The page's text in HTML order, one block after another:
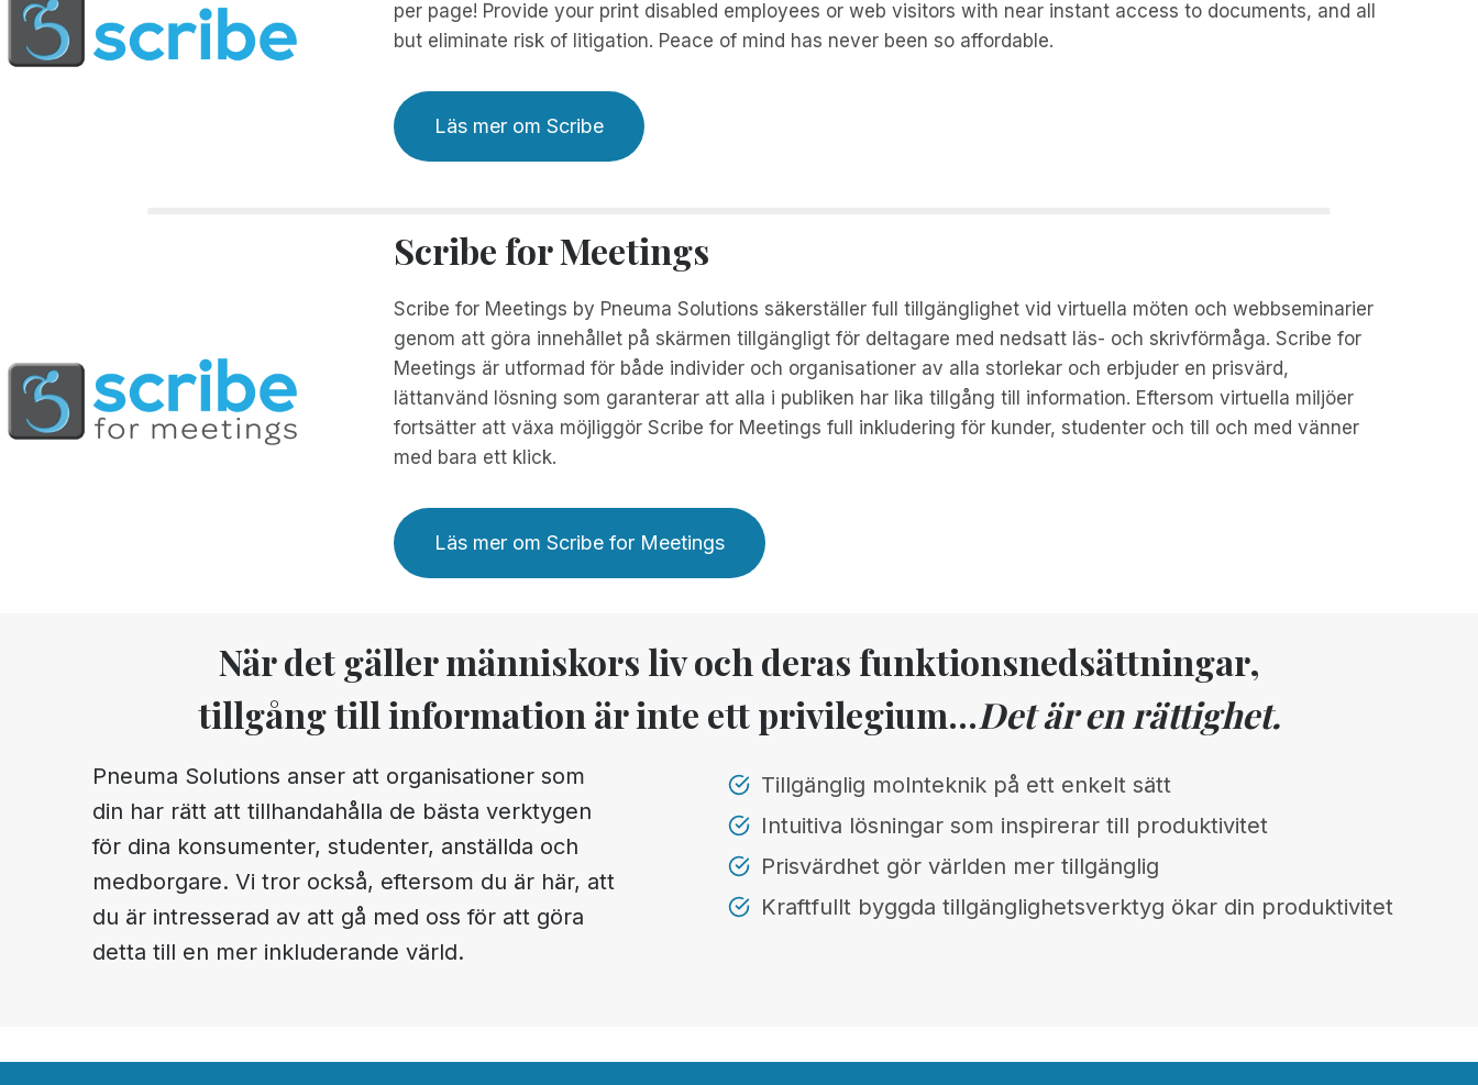
per page! Provide your print disabled employees or web visitors with near instant access to documents, and all
but eliminate risk of litigation. Peace of mind has never been so affordable.
Läs mer om Scribe
Scribe for Meetings
Scribe for Meetings by Pneuma Solutions säkerställer full tillgänglighet vid virtuella möten och webbseminarier
genom att göra innehållet på skärmen tillgängligt för deltagare med nedsatt läs- och skrivförmåga. Scribe for
Meetings är utformad för både individer och organisationer av alla storlekar och erbjuder en prisvärd,
lättanvänd lösning som garanterar att alla i publiken har lika tillgång till information. Eftersom virtuella miljöer
fortsätter att växa möjliggör Scribe for Meetings full inkludering för kunder, studenter och till och med vänner
med bara ett klick.
Läs mer om Scribe for Meetings
När det gäller människors liv och deras funktionsnedsättningar,
tillgång till information är inte ett privilegium...Det är en rättighet.
Pneuma Solutions anser att organisationer som
din har rätt att tillhandahålla de bästa verktygen
för dina konsumenter, studenter, anställda och
medborgare. Vi tror också, eftersom du är här, att
du är intresserad av att gå med oss för att göra
detta till en mer inkluderande värld.
Tillgänglig molnteknik på ett enkelt sätt
Intuitiva lösningar som inspirerar till produktivitet
Prisvärdhet gör världen mer tillgänglig
Kraftfullt byggda tillgänglighetsverktyg ökar din produktivitet